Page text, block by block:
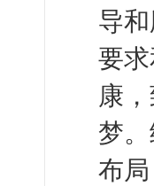
导
要
康
梦
布